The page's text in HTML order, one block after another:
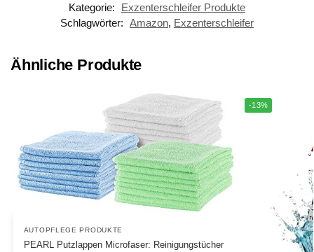
Kategorie:
Exzenterschleifer Produkte
Schlagwörter: Amazon, Exzenterschleifer
Ähnliche Produkte
AUTOPFLEGE PRODUKTE
PEARL Putzlappen Microfaser: Reinigungstücher
-13%